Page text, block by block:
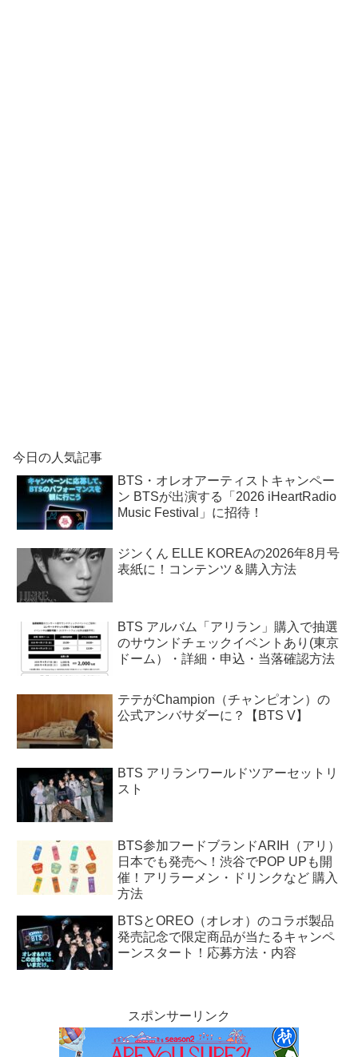
今日の人気記事
BTS・オレオアーティストキャンペー
ン BTSが出演する「2026 iHeartRadio
Music Festival」に招待！
ジンくん ELLE KOREAの2026年8月号
表紙に！コンテンツ＆購入方法
BTS アルバム「アリラン」購入で抽選
のサウンドチェックイベントあり(東京
ドーム）・詳細・申込・当落確認方法
テテがChampion（チャンピオン）の
公式アンバサダーに？【BTS V】
BTS アリランワールドツアーセットリ
スト
BTS参加フードブランドARIH（アリ）
日本でも発売へ！渋谷でPOP UPも開
催！アリラーメン・ドリンクなど 購入
方法
BTSとOREO（オレオ）のコラボ製品
発売記念で限定商品が当たるキャンペ
ーンスタート！応募方法・内容
スポンサーリンク